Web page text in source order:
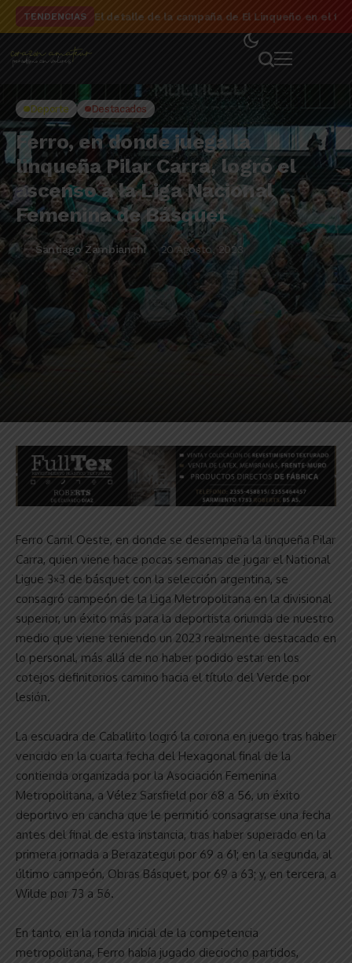
TENDENCIAS El detalle de la campaña de El Linqueño en el
Deporte Destacados
Ferro, en donde juega la
linqueña Pilar Carra, logró el
ascenso a la Liga Nacional
Femenina de Básquet
Santiago Zambianchi 20 Agosto, 2023
Ferro Carril Oeste, en donde se desempeña la linqueña Pilar
Carra, quien viene hace pocas semanas de jugar el National
Ligue 3×3 de básquet con la selección argentina, se
consagró campeón de la Liga Metropolitana en la divisional
superior, un éxito más para la deportista oriunda de nuestro
medio que viene teniendo un 2023 realmente destacado en
lo personal, más allá de no haber podido estar en los
cotejos definitorios camino hacia el título del Verde por
lesión.
La escuadra de Caballito logró la corona en juego tras haber
vencido en la cuarta fecha del Hexagonal final de la
contienda organizada por la Asociación Femenina
Metropolitana, a Vélez Sarsfield por 68 a 56, un éxito
deportivo en cancha que le permitió consagrarse una fecha
antes del final de esta instancia, tras haber superado en la
primera jornada a Berazategui por 69 a 61; en la segunda, al
último campeón, Obras Básquet, por 69 a 63; y, en tercera, a
Wilde por 73 a 56.
En tanto, en la ronda inicial de la competencia
metropolitana, Ferro había jugado dieciocho partidos,